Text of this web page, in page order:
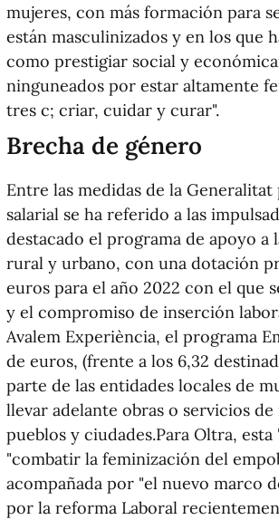
mujeres, con más formación para
están masculinizados y en los que
como prestigiar social y
ninguneados por estar altamente
tres c; criar, cuidar y curar".
Brecha de género
Entre las medidas de la
salarial se ha referido a las
destacado el programa de apoyo
rural y urbano, con una dotación
euros para el año 2022 con el que
y el compromiso de inserción
Avalem Experiència, el programa
de euros, (frente a los 6,32
parte de las entidades locales de
llevar adelante obras o servicios
pueblos y ciudades.Para Oltra,
"combatir la feminización del
acompañada por "el nuevo marco
por la reforma Laboral